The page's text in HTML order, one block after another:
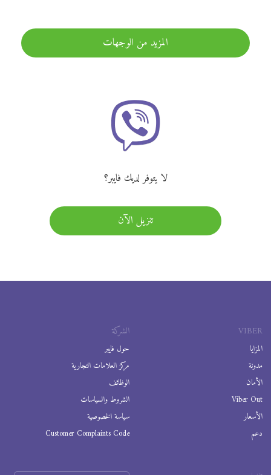
المزيد من الوجهات
لا يتوفر لديك فايبر؟
تنزيل الآن
VIBER
المزايا
مدونة
الأمان
Viber Out
الأسعار
دعم
الشركة
حول فايبر
مركز العلامات التجارية
الوظائف
الشروط والسياسات
سياسة الخصوصية
Customer Complaints Code